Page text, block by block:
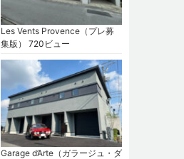
Les Vents Provence（プレ募
集版）
720ビュー
Garage d’Arte（ガラージュ・ダ